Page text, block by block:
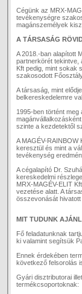
Cégünk az MRX-
tevékenységre
magánszemélyek
A TÁRSASÁG
A 2018.-ban alapított
partnerkörét tekintve,
Kft pedig, mint sokak
szakosodott
A társaság, mint
belkereskedelemre
1995-ben történt
szinte a kezdetektől
A MAGÉV-
keresztül és mint a
tevékenység
A cégalapító Dr.
kereskedelmi
MRX-MAGÉV-ELIT
vezetése alatt. A
összevonását hivatott
MIT TUDUNK
Fő feladatunknak
ki valamint segítsük
Ennek érdekében
következő felsorolás
Gyári disztributorai
termékcsoportoknak: